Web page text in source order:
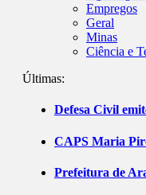
Empregos
Geral
Minas
Ciência e
Últimas:
Defesa Civil
CAPS Maria
Prefeitura de